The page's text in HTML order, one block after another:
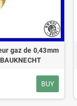
gaz de 0,43mm
BUY